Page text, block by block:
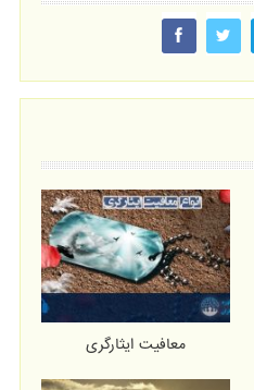
معافیت ایثارگری